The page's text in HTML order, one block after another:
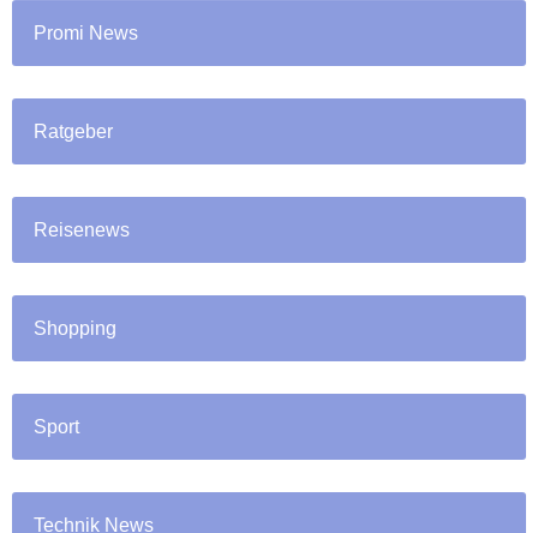
Promi News
Ratgeber
Reisenews
Shopping
Sport
Technik News